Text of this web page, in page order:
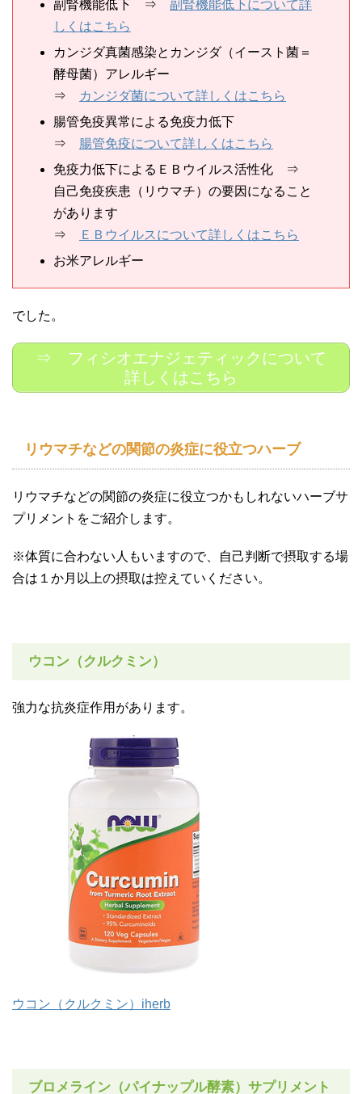
副腎機能低下 ⇒ 副腎機能低下について詳
しくはこちら
カンジダ真菌感染とカンジダ（イースト菌＝
酵母菌）アレルギー
⇒
カンジダ菌について詳しくはこちら
腸管免疫異常による免疫力低下
⇒
腸管免疫について詳しくはこちら
免疫力低下によるＥＢウイルス活性化 ⇒
自己免疫疾患（リウマチ）の要因になること
があります
⇒
ＥＢウイルスについて詳しくはこちら
お米アレルギー
でした。
⇒ フィシオエナジェティックについて
詳しくはこちら
リウマチなどの関節の炎症に役立つハーブ
リウマチなどの関節の炎症に役立つかもしれないハーブサ
プリメントをご紹介します。
※体質に合わない人もいますので、自己判断で摂取する場
合は１か月以上の摂取は控えていください。
ウコン（クルクミン）
強力な抗炎症作用があります。
ウコン（クルクミン）iherb
ブロメライン（パイナップル酵素）サプリメント